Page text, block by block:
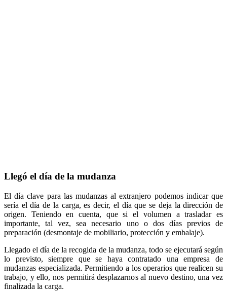
Llegó el día de la mudanza
El día clave para las mudanzas al extranjero podemos indicar que
sería el día de la carga, es decir, el día que se deja la dirección de
origen. Teniendo en cuenta, que si el volumen a trasladar es
importante, tal vez, sea necesario uno o dos días previos de
preparación (desmontaje de mobiliario, protección y embalaje).
Llegado el día de la recogida de la mudanza, todo se ejecutará según
lo previsto, siempre que se haya contratado una empresa de
mudanzas especializada. Permitiendo a los operarios que realicen su
trabajo, y ello, nos permitirá desplazarnos al nuevo destino, una vez
finalizada la carga.